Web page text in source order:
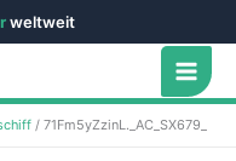
weltweit
71Fm5yZzinL._AC_SX679_